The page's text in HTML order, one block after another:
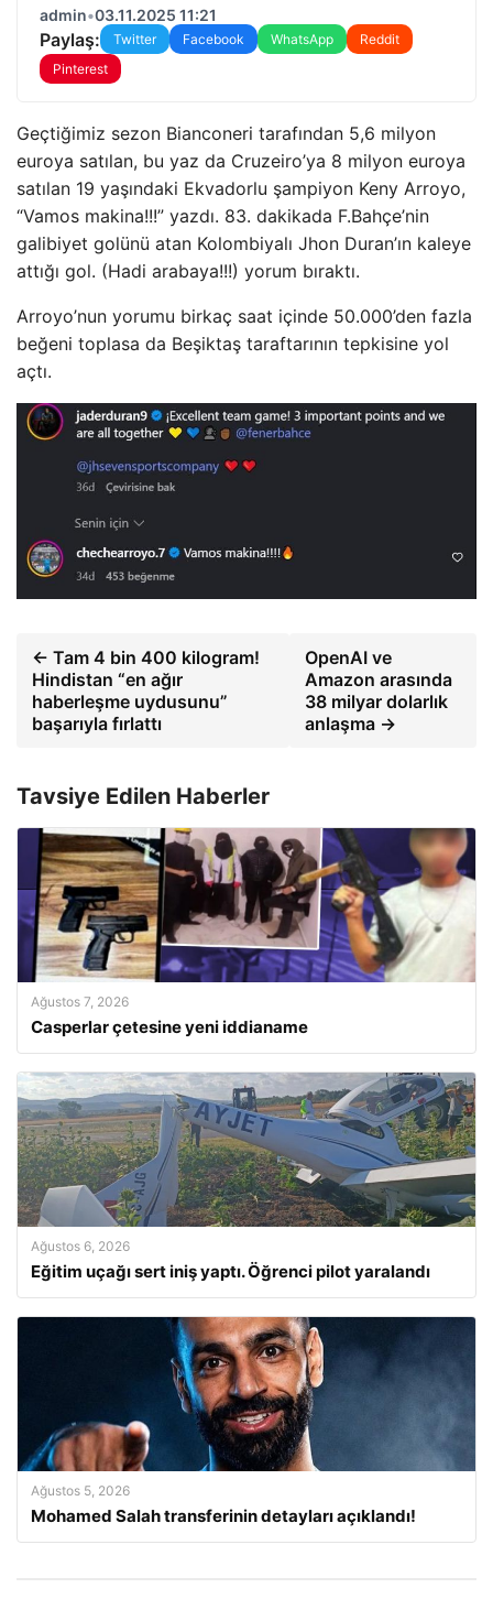
admin•03.11.2025 11:21
Paylaş: Twitter Facebook WhatsApp
Reddit
Pinterest
Geçtiğimiz sezon Bianconeri tarafından 5,6 milyon
euroya satılan, bu yaz da Cruzeiro’ya 8 milyon euroya
satılan 19 yaşındaki Ekvadorlu şampiyon Keny Arroyo,
“Vamos makina!!!” yazdı. 83. dakikada F.Bahçe’nin
galibiyet golünü atan Kolombiyalı Jhon Duran’ın kaleye
attığı gol. (Hadi arabaya!!!) yorum bıraktı.
Arroyo’nun yorumu birkaç saat içinde 50.000’den fazla
beğeni toplasa da Beşiktaş taraftarının tepkisine yol
açtı.
← Tam 4 bin 400 kilogram!
Hindistan “en ağır
haberleşme uydusunu”
başarıyla fırlattı
OpenAI ve
Amazon arasında
38 milyar dolarlık
anlaşma →
Tavsiye Edilen Haberler
Ağustos 7, 2026
Casperlar çetesine yeni iddianame
Ağustos 6, 2026
Eğitim uçağı sert iniş yaptı. Öğrenci pilot yaralandı
Ağustos 5, 2026
Mohamed Salah transferinin detayları açıklandı!